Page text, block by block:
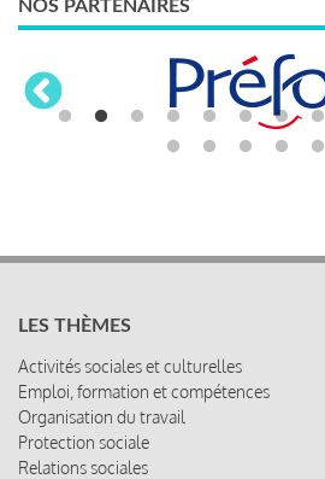
NOS PARTENAIRES
LES THÈMES
Activités sociales et culturelles
Emploi, formation et compétences
Organisation du travail
Protection sociale
Relations sociales